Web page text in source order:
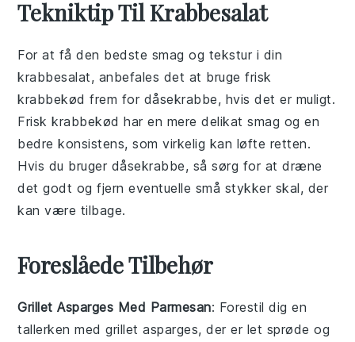
Tekniktip Til Krabbesalat
For at få den bedste smag og tekstur i din
krabbesalat, anbefales det at bruge frisk
krabbekød frem for dåsekrabbe, hvis det er muligt.
Frisk krabbekød har en mere delikat smag og en
bedre konsistens, som virkelig kan løfte retten.
Hvis du bruger dåsekrabbe, så sørg for at dræne
det godt og fjern eventuelle små stykker skal, der
kan være tilbage.
Foreslåede Tilbehør
Grillet Asparges Med Parmesan: Forestil dig en
tallerken medgrillet asparges, der er let sprøde og